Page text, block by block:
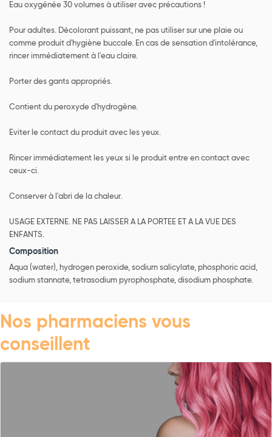
Eau oxygénée 30 volumes à utiliser avec précautions !
Pour adultes. Décolorant puissant, ne pas utiliser sur une plaie ou
comme produit d'hygiène buccale. En cas de sensation d'intolérance,
rincer immédiatement à l'eau claire.
Porter des gants appropriés.
Contient du peroxyde d'hydrogène.
Eviter le contact du produit avec les yeux.
Rincer immédiatement les yeux si le produit entre en contact avec
ceux-ci.
Conserver à l'abri de la chaleur.
USAGE EXTERNE. NE PAS LAISSER A LA PORTEE ET A LA VUE DES
ENFANTS.
Composition
Aqua (water), hydrogen peroxide, sodium salicylate, phosphoric acid,
sodium stannate, tetrasodium pyrophosphate, disodium phosphate.
Nos pharmaciens vous
conseillent